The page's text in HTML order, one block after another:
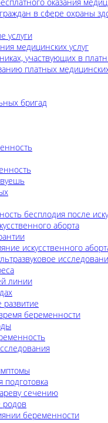
в сфере охраны
услуги
медицинских услуг
участвующих в
платных
бригад
бесплодия после
аборта
искусственного
линии
развитие
беременности
подготовка
сечению
родов
беременности